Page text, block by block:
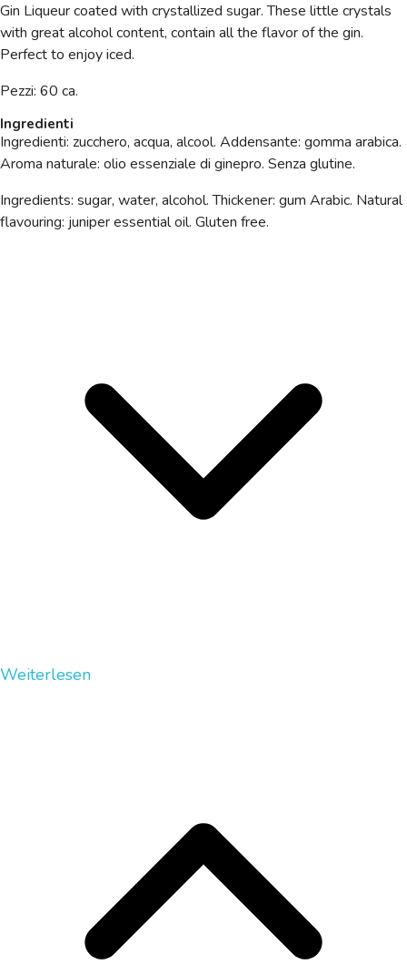
Gin Liqueur coated with crystallized sugar. These little crystals
with great alcohol content, contain all the flavor of the gin.
Perfect to enjoy iced.
Pezzi: 60 ca.
Ingredienti
Ingredienti: zucchero, acqua, alcool. Addensante: gomma arabica.
Aroma naturale: olio essenziale di ginepro. Senza glutine.
Ingredients: sugar, water, alcohol.Thickener: gum Arabic. Natural
flavouring: juniper essential oil. Gluten free.
Weiterlesen